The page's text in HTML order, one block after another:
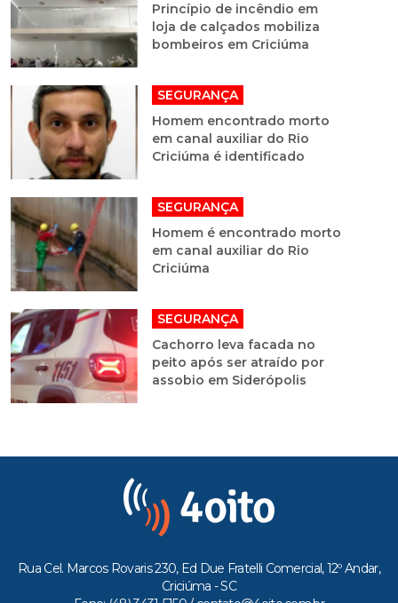
Princípio de incêndio em
loja de calçados mobiliza
bombeiros em Criciúma
SEGURANÇA
Homem encontrado morto
em canal auxiliar do Rio
Criciúma é identificado
SEGURANÇA
Homem é encontrado morto
em canal auxiliar do Rio
Criciúma
SEGURANÇA
Cachorro leva facada no
peito após ser atraído por
assobio em Siderópolis
Rua Cel. Marcos Rovaris 230, Ed Due Fratelli Comercial, 12º Andar,
Criciúma - SC